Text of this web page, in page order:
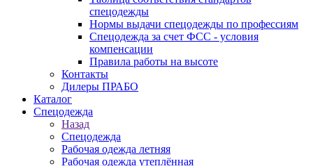
спецодежды
Нормы выдачи спецодежды по профессиям
Спецодежда за счет ФСС - условия
компенсации
Правила работы на высоте
Контакты
Дилеры ПРАБО
Каталог
Спецодежда
Назад
Спецодежда
Рабочая одежда летняя
Рабочая одежда утеплённая